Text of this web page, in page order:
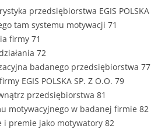
przedsiębiorstwa EGIS POLSKA
tam systemu motywacji 71
firmy 71
72
badanego przedsiębiorstwa 77
EGIS POLSKA SP. Z O.O. 79
przedsiębiorstwa 81
motywacyjnego w badanej firmie 82
i premie jako motywatory 82